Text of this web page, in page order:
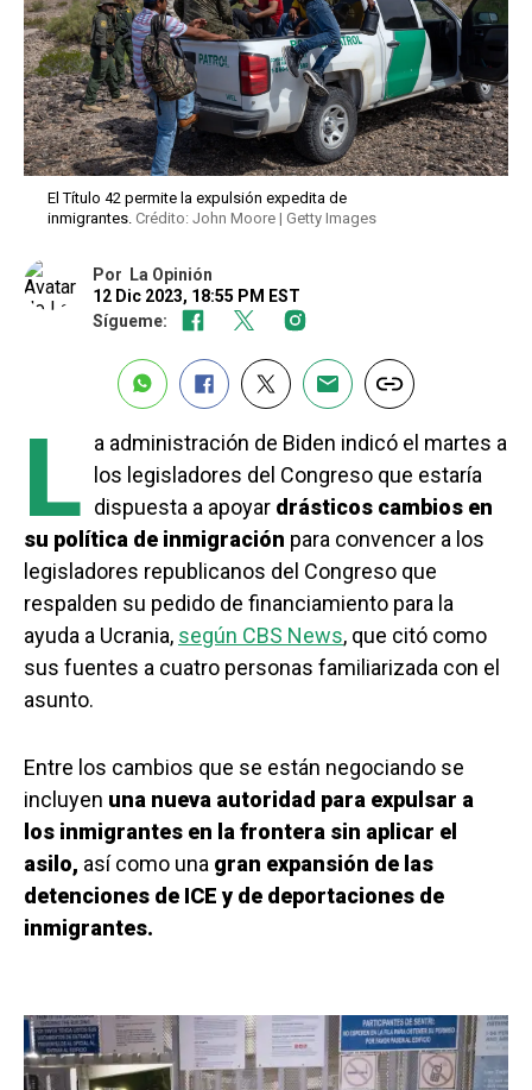
El Título 42 permite la expulsión expedita de
inmigrantes. Crédito: John Moore | Getty Images
Por
La Opinión
12 Dic 2023, 18:55 PM EST
Sígueme:
L a administración de Biden indicó el martes a
los legisladores del Congreso que estaría
dispuesta a apoyar drásticos cambios en
su política de inmigración para convencer a los
legisladores republicanos del Congreso que
respalden su pedido de financiamiento para la
ayuda a Ucrania, según CBS News, que citó como
sus fuentes a cuatro personas familiarizada con el
asunto.
Entre los cambios que se están negociando se
incluyen una nueva autoridad para expulsar a
los inmigrantes en la frontera sin aplicar el
asilo, así como una gran expansión de las
detenciones de ICE y de deportaciones de
inmigrantes.